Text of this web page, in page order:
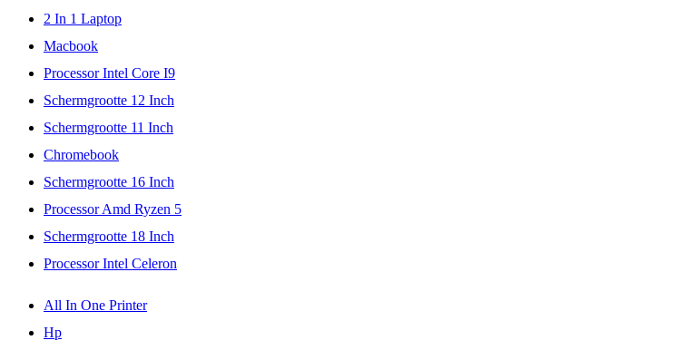
2 In 1 Laptop
Macbook
Processor Intel Core I9
Schermgrootte 12 Inch
Schermgrootte 11 Inch
Chromebook
Schermgrootte 16 Inch
Processor Amd Ryzen 5
Schermgrootte 18 Inch
Processor Intel Celeron
All In One Printer
Hp